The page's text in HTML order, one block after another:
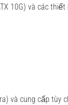
10G) và các thiết
và cung cấp tùy